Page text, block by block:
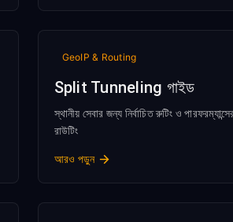
GeoIP & Routing
Split Tunneling গাইড
স্থানীয় সেবার জন্য নির্বাচিত রুটিং ও
রাউটিং
আরও পড়ুন